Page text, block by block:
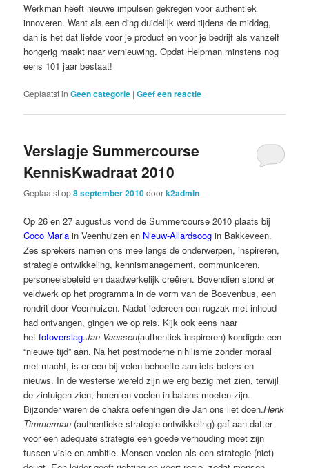
Werkman heeft nieuwe impulsen gekregen voor authentiek
innoveren. Want als een ding duidelijk werd tijdens de middag,
dan is het dat liefde voor je product en voor je bedrijf als vanzelf
hongerig maakt naar vernieuwing. Opdat Helpman minstens nog
eens 101 jaar bestaat!
Geplaatst in Geen categorie |Geef een reactie
Verslagje Summercourse
KennisKwadraat 2010
Geplaatst op8 september 2010doork2admin
Op 26 en 27 augustus vond de Summercourse 2010 plaats bij
Coco Maria in Veenhuizen en Nieuw-Allardsoog in Bakkeveen.
Zes sprekers namen ons mee langs de onderwerpen, inspireren,
strategie ontwikkeling, kennismanagement, communiceren,
personeelsbeleid en daadwerkelijk creëren. Bovendien stond er
veldwerk op het programma in de vorm van de Boevenbus, een
rondrit door Veenhuizen. Nadat iedereen een rugzak met inhoud
had ontvangen, gingen we op reis. Kijk ook eens naar
hetfotoverslag.Jan Vaessen(authentiek inspireren) kondigde een
“nieuwe tijd” aan. Na het postmoderne nihilisme zonder moraal
met macht, is er een bij velen behoefte aan iets beters en
nieuws. In de westerse wereld zijn we erg bezig met zien, terwijl
de zintuigen zien, horen en voelen in balans moeten zijn.
Bijzonder waren de chakra oefeningen die Jan ons liet doen.Henk
Timmerman (authentieke strategie ontwikkeling) gaf aan dat er
voor een adequate strategie een goede verhouding moet zijn
tussen visie en ambitie. Mensen voelen als een strategie (niet)